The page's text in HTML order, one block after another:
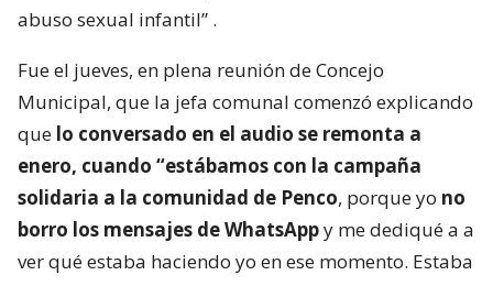
abuso sexual infantil” .
Fue el jueves, en plena reunión de Concejo
Municipal, que la jefa comunal comenzó explicando
que lo conversado en el audio se remonta a
enero, cuando “estábamos con la campaña
solidaria a la comunidad de Penco, porque yo no
borro los mensajes de WhatsAppy me dediqué a a
ver qué estaba haciendo yo en ese momento. Estaba